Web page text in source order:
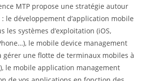
MTP propose une stratégie autour
: le développement d’application mobile
les systèmes d’exploitation (iOS,
le mobile device management
gérer une flotte de terminaux mobiles à
le mobile application management